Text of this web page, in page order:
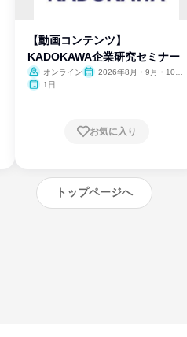
【動画コンテンツ】
KADOKAWA企業研究セミナー
オンライン
2026年8月・9月・10
1日
お気に入り
トップページへ